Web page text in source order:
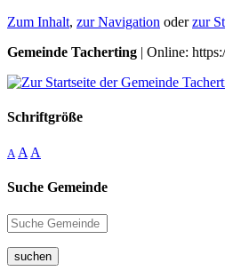
Zum Inhalt, zur Navigation oderzur
Gemeinde Tacherting | Online:
Schriftgröße
A A A
Suche Gemeinde
suchen